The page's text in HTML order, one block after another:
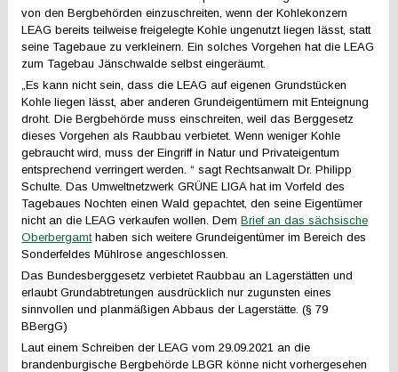
von den Bergbehörden einzuschreiten, wenn der Kohlekonzern
LEAG bereits teilweise freigelegte Kohle ungenutzt liegen lässt, statt
seine Tagebaue zu verkleinern. Ein solches Vorgehen hat die LEAG
zum Tagebau Jänschwalde selbst eingeräumt.
„Es kann nicht sein, dass die LEAG auf eigenen Grundstücken
Kohle liegen lässt, aber anderen Grundeigentümern mit Enteignung
droht. Die Bergbehörde muss einschreiten, weil das Berggesetz
dieses Vorgehen als Raubbau verbietet. Wenn weniger Kohle
gebraucht wird, muss der Eingriff in Natur und Privateigentum
entsprechend verringert werden. “ sagt Rechtsanwalt Dr. Philipp
Schulte. Das Umweltnetzwerk GRÜNE LIGA hat im Vorfeld des
Tagebaues Nochten einen Wald gepachtet, den seine Eigentümer
nicht an die LEAG verkaufen wollen. DemBrief an das sächsische
Oberbergamthaben sich weitere Grundeigentümer im Bereich des
Sonderfeldes Mühlrose angeschlossen.
Das Bundesberggesetz verbietet Raubbau an Lagerstätten und
erlaubt Grundabtretungen ausdrücklich nur zugunsten eines
sinnvollen und planmäßigen Abbaus der Lagerstätte. (§ 79
BBergG)
Laut einem Schreiben der LEAG vom 29.09.2021 an die
brandenburgische Bergbehörde LBGR könne nicht vorhergesehen